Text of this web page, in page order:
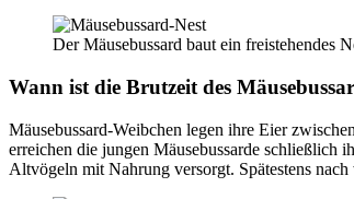
Der Mäusebussard baut ein freistehendes
Wann ist die Brutzeit des
Mäusebussard-Weibchen legen ihre Eier
erreichen die jungen Mäusebussarde schließlich
Altvögeln mit Nahrung versorgt. Spätestens